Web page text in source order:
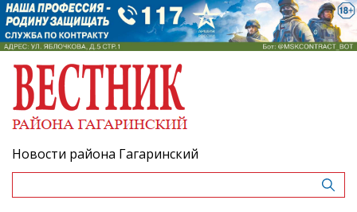
Новости района Гагаринский